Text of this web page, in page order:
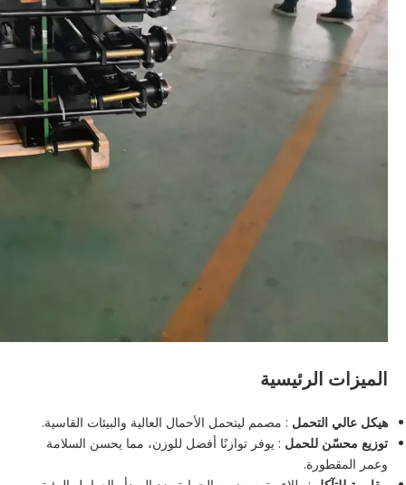
الميزات الرئيسية
هيكل عالي التحمل : مصمم ليتحمل الأحمال العالية والبيئات القاسية.
توزيع محسّن للحمل : يوفر توازنًا أفضل للوزن، مما يحسن السلامة
وعمر المقطورة.